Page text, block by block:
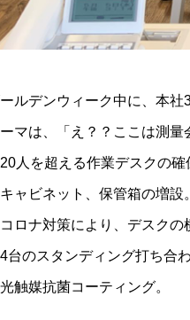
ルデンウィーク中に、本社
マは、「え？？ここは測量
20人を超える作業デスクの確
キャビネット、保管箱の増設。
コロナ対策により、デスクの
4台のスタンディング打ち合
光触媒抗菌コーティング。